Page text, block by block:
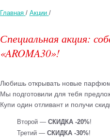
Главная / Акции /
Специальная акция:
«AROMA30»!
Любишь открывать новые
Мы подготовили для тебя
Купи один отливант и получи
Второй — СКИДКА -20%!
Третий — СКИДКА -30%!